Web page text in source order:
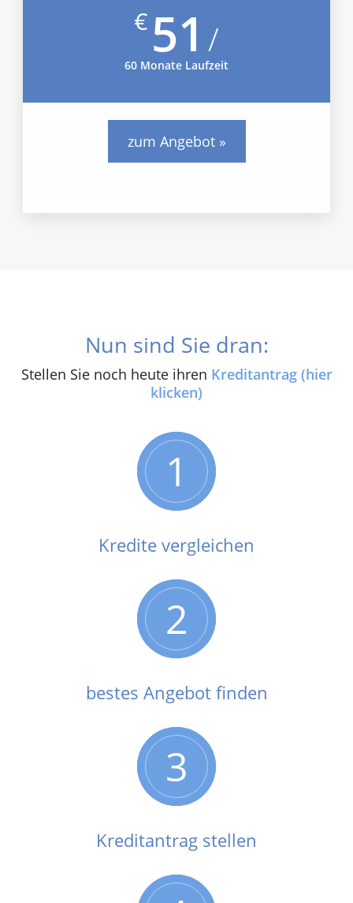
€51 /
60 Monate Laufzeit
zum Angebot »
Nun sind Sie dran:
Stellen Sie noch heute ihren Kreditantrag (hier
klicken)
1
Kredite vergleichen
2
bestes Angebot finden
3
Kreditantrag stellen